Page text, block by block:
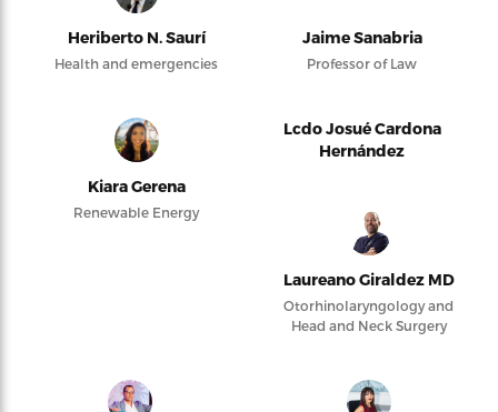
Heriberto N. Saurí
Health and emergencies
Jaime Sanabria
Professor of Law
Kiara Gerena
Renewable Energy
Lcdo Josué Cardona
Hernández
Laureano Giraldez MD
Otorhinolaryngology and
Head and Neck Surgery